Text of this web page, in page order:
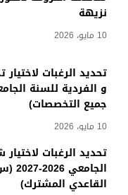
نزيهة
10 مايو، 2026
تحديد الرغبات
جميع التخصصات)
10 مايو، 2026
تحديد الرغبات
القاعدي المشترك)